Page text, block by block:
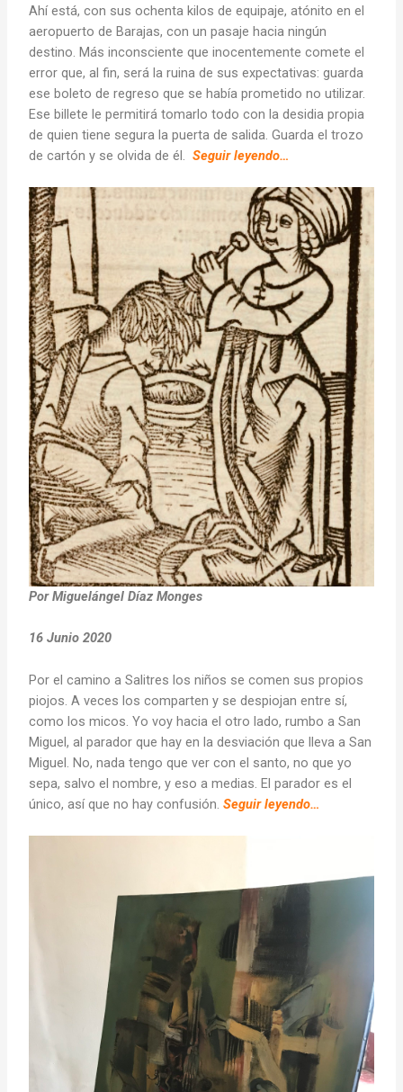
Ahí está, con sus ochenta kilos de equipaje, atónito en el
aeropuerto de Barajas, con un pasaje hacia ningún
destino. Más inconsciente que inocentemente comete el
error que, al fin, será la ruina de sus expectativas: guarda
ese boleto de regreso que se había prometido no utilizar.
Ese billete le permitirá tomarlo todo con la desidia propia
de quien tiene segura la puerta de salida. Guarda el trozo
de cartón y se olvida de él. Seguir leyendo…
Por Miguelángel Díaz Monges
16 Junio 2020
Por el camino a Salitres los niños se comen sus propios
piojos. A veces los comparten y se despiojan entre sí,
como los micos. Yo voy hacia el otro lado, rumbo a San
Miguel, al parador que hay en la desviación que lleva a San
Miguel. No, nada tengo que ver con el santo, no que yo
sepa, salvo el nombre, y eso a medias. El parador es el
único, así que no hay confusión.Seguir leyendo…